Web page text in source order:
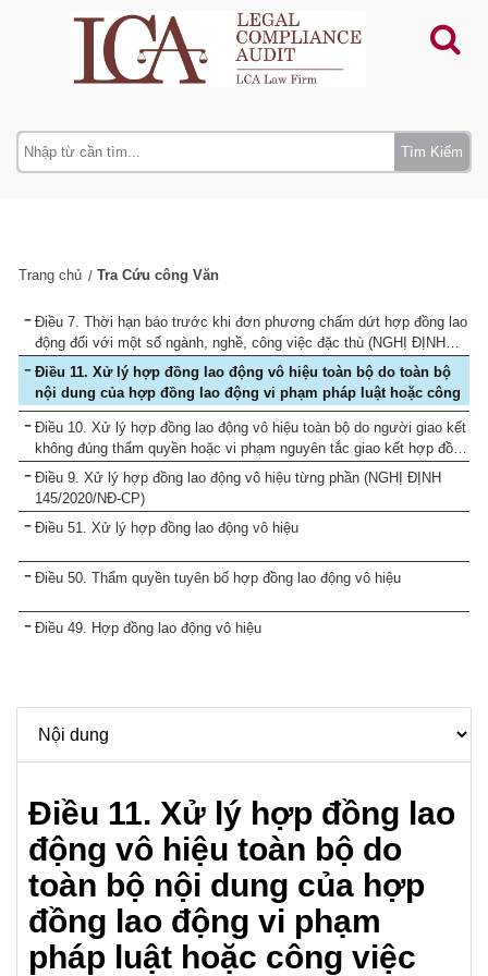
Tìm Kiếm
Trang chủ Tra Cứu công Văn
Điều 7. Thời hạn báo trước khi đơn phương chấm dứt hợp đồng lao
động đối với một số ngành, nghề, công việc đặc thù (NGHỊ ĐỊNH
145/2020/NĐ-CP)
Điều 11. Xử lý hợp đồng lao động vô hiệu toàn bộ do toàn bộ
nội dung của hợp đồng lao động vi phạm pháp luật hoặc công
việc đã giao kết trong hợp đồng lao động là công việc mà pháp
luật cấm (NGHỊ ĐỊNH 145/2020/NĐ-CP)
Điều 10. Xử lý hợp đồng lao động vô hiệu toàn bộ do người giao kết
không đúng thẩm quyền hoặc vi phạm nguyên tắc giao kết hợp đồng
lao động (NGHỊ ĐỊNH 145/2020/NĐ-CP)
Điều 9. Xử lý hợp đồng lao động vô hiệu từng phần (NGHỊ ĐỊNH
145/2020/NĐ-CP)
Điều 51. Xử lý hợp đồng lao động vô hiệu
Điều 50. Thẩm quyền tuyên bố hợp đồng lao động vô hiệu
Điều 49. Hợp đồng lao động vô hiệu
Điều 11. Xử lý hợp đồng lao
động vô hiệu toàn bộ do
toàn bộ nội dung của hợp
đồng lao động vi phạm
pháp luật hoặc công việc